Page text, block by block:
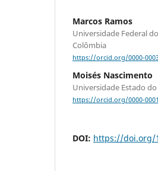
Marcos Ramos
Universidade Federal
Colômbia
https://orcid.org/0000-
Moisés Nascimento
Universidade Estado do
https://orcid.org/0000-
DOI: https://doi.org/